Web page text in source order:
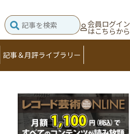
会員ログイン
はこちらから
記事＆月評ライブラリー